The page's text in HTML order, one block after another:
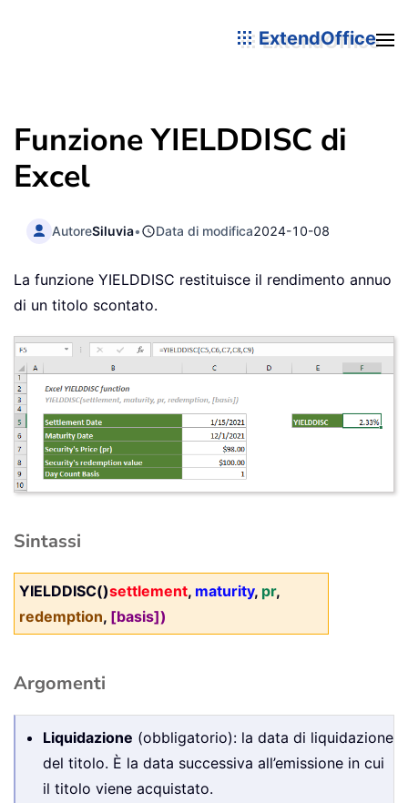
ExtendOffice
Funzione YIELDDISC di
Excel
AutoreSiluvia• Data di modifica2024-10-08
La funzione YIELDDISC restituisce il rendimento annuo
di un titolo scontato.
Sintassi
YIELDDISC()settlement, maturity, pr,
redemption, [basis])
Argomenti
Liquidazione (obbligatorio): la data di liquidazione
del titolo. È la data successiva all’emissione in cui
il titolo viene acquistato.